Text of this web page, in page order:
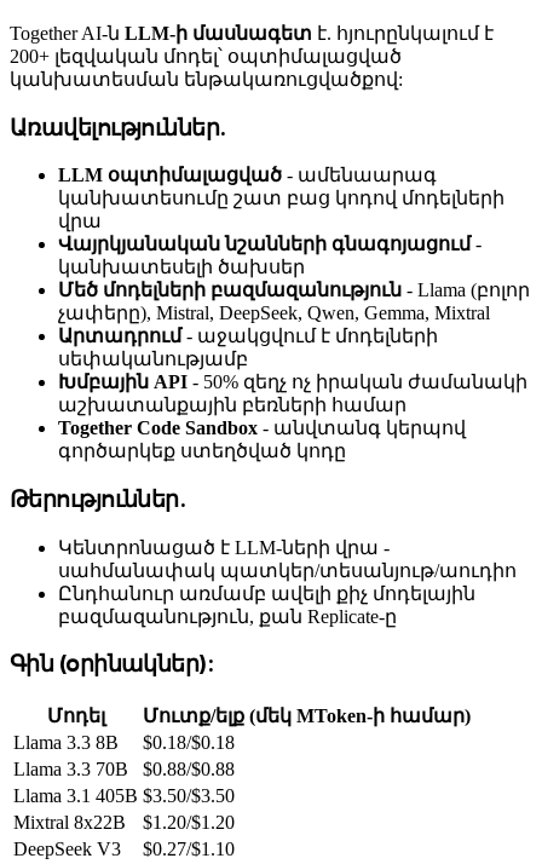
Together AI-ն LLM-ի մասնագետ է. հյուրընկալում է
200+ լեզվական մոդել՝ օպտիմալացված
կանխատեսման ենթակառուցվածքով:
Առավելություններ.
LLM օպտիմալացված - ամենաարագ
կանխատեսումը շատ բաց կոդով մոդելների
վրա
Վայրկյանական նշանների գնագոյացում-
կանխատեսելի ծախսեր
Մեծ մոդելների բազմազանություն - Llama (բոլոր
չափերը), Mistral, DeepSeek, Qwen, Gemma, Mixtral
Արտադրում- աջակցվում է մոդելների
սեփականությամբ
Խմբային API - 50% զեղչ ոչ իրական ժամանակի
աշխատանքային բեռների համար
Together Code Sandbox - անվտանգ կերպով
գործարկեք ստեղծված կոդը
Թերություններ.
Կենտրոնացած է LLM-ների վրա -
սահմանափակ պատկեր/տեսանյութ/աուդիո
Ընդհանուր առմամբ ավելի քիչ մոդելային
բազմազանություն, քան Replicate-ը
Գին (օրինակներ):
Մոդել
Մուտք/ելք (մեկ MToken-ի համար)
Llama 3.3 8B
$0.18/$0.18
Llama 3.3 70B
$0.88/$0.88
Llama 3.1 405B $3.50/$3.50
Mixtral 8x22B
$1.20/$1.20
DeepSeek V3
$0.27/$1.10